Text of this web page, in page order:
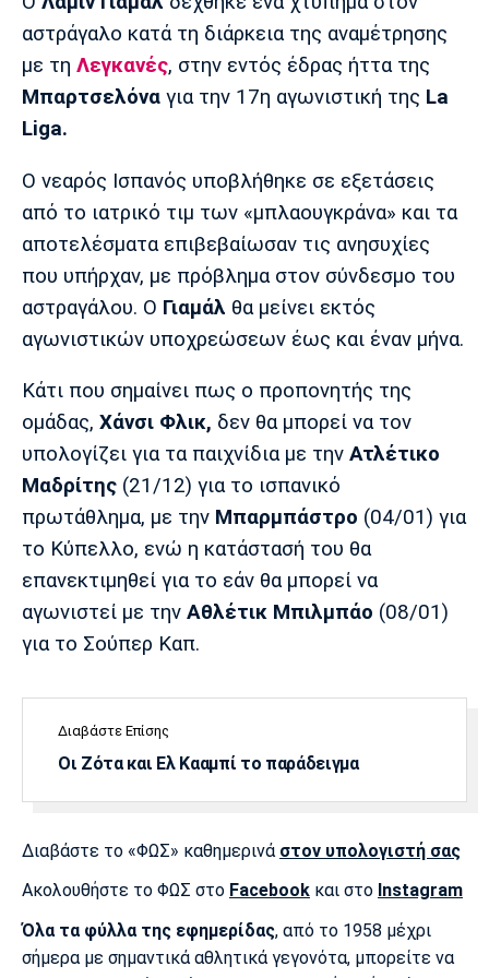
Πολιτισμός
Τραγούδια
Cine Spot
Media
Παρασκήνιο
Πρόγραμμα TV
Ιωνικός Κηφισιά Πανσερραϊκός
Μπαρτσελόνα
Ρεάλ
Μαδρίτης
Ατλέτικο
Μαδρίτης
Γιουνάιτεντ
Λίβερπουλ
Μάντσεστερ
Σίτι
Γιουβέντους
Ίντερ Μπάγερν
Μπορούσια
Ντόρτμουντ
Παρί Σεν
Ζερμέν
Μονακό
Ερυθρός
Αστέρας
Τότεναμ
αστράγαλο κατά τη διάρκεια της αναμέτρησης
με τη Λεγκανές, στην εντός έδρας ήττα της
Μπαρτσελόνα για την 17η αγωνιστική της La
Liga.
Ο νεαρός Ισπανός υποβλήθηκε σε εξετάσεις
από το ιατρικό τιμ των «μπλαουγκράνα» και τα
αποτελέσματα επιβεβαίωσαν τις ανησυχίες
που υπήρχαν, με πρόβλημα στον σύνδεσμο του
αστραγάλου. Ο Γιαμάλ θα μείνει εκτός
αγωνιστικών υποχρεώσεων έως και έναν μήνα.
Κάτι που σημαίνει πως ο προπονητής της
ομάδας, Χάνσι Φλικ, δεν θα μπορεί να τον
υπολογίζει για τα παιχνίδια με την Ατλέτικο
Μαδρίτης (21/12) για το ισπανικό
πρωτάθλημα, με την Μπαρμπάστρο (04/01) για
το Κύπελλο, ενώ η κατάστασή του θα
επανεκτιμηθεί για το εάν θα μπορεί να
αγωνιστεί με την Αθλέτικ Μπιλμπάο (08/01)
για το Σούπερ Καπ.
Διαβάστε Επίσης
Οι Ζότα και Ελ Κααμπί το παράδειγμα
Διαβάστε το «ΦΩΣ» καθημερινά στον υπολογιστή σας
Ακολουθήστε το ΦΩΣ στο Facebook και στο Instagram
Όλα τα φύλλα της εφημερίδας, από το 1958 μέχρι
σήμερα με σημαντικά αθλητικά γεγονότα, μπορείτε να